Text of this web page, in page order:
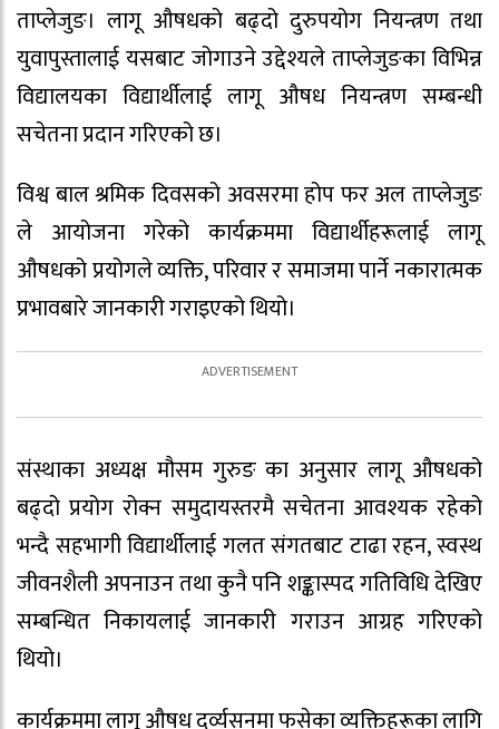
ताप्लेजुङ। लागू औषधको बढ्दो दुरुपयोग नियन्त्रण तथा
युवापुस्तालाई यसबाट जोगाउने उद्देश्यले ताप्लेजुङका विभिन्न
विद्यालयका विद्यार्थीलाई लागू औषध नियन्त्रण सम्बन्धी
सचेतना प्रदान गरिएको छ।
विश्व बाल श्रमिक दिवसको अवसरमा होप फर अल ताप्लेजुङ
ले आयोजना गरेको कार्यक्रममा विद्यार्थीहरूलाई लागू
औषधको प्रयोगले व्यक्ति, परिवार र समाजमा पार्ने नकारात्मक
प्रभावबारे जानकारी गराइएको थियो।
संस्थाका अध्यक्ष मौसम गुरुङ का अनुसार लागू औषधको
बढ्दो प्रयोग रोक्न समुदायस्तरमै सचेतना आवश्यक रहेको
भन्दै सहभागी विद्यार्थीलाई गलत संगतबाट टाढा रहन, स्वस्थ
जीवनशैली अपनाउन तथा कुनै पनि शङ्कास्पद गतिविधि देखिए
सम्बन्धित निकायलाई जानकारी गराउन आग्रह गरिएको
थियो।
कार्यक्रममा लागू औषध दुर्व्यसनमा फसेका व्यक्तिहरूका लागि